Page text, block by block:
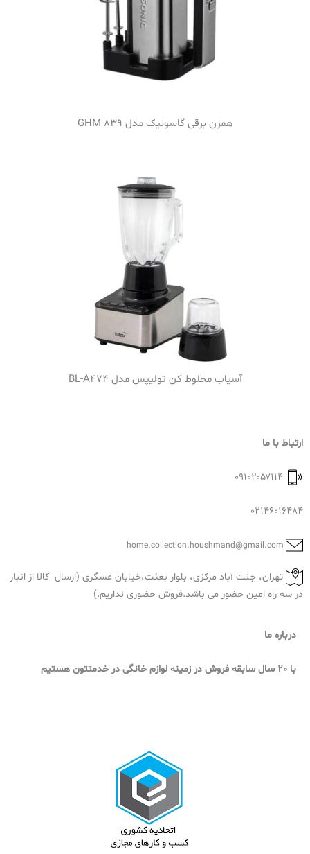
همزن برقی گاسونیک مدل GHM-839
آسیاب مخلوط کن تولیپس مدل BL-A474
ارتباط با ما
02146016484
تهران، جنت آباد مرکزی، بلوار بعثت،خیابان عسگری (ارسال کالا از انبار
در سه راه امین حضور می باشد.فروش حضوری نداریم.)
درباره ما
با 20 سال سابقه فروش در زمینه لوازم خانگی در خدمتتون هستیم